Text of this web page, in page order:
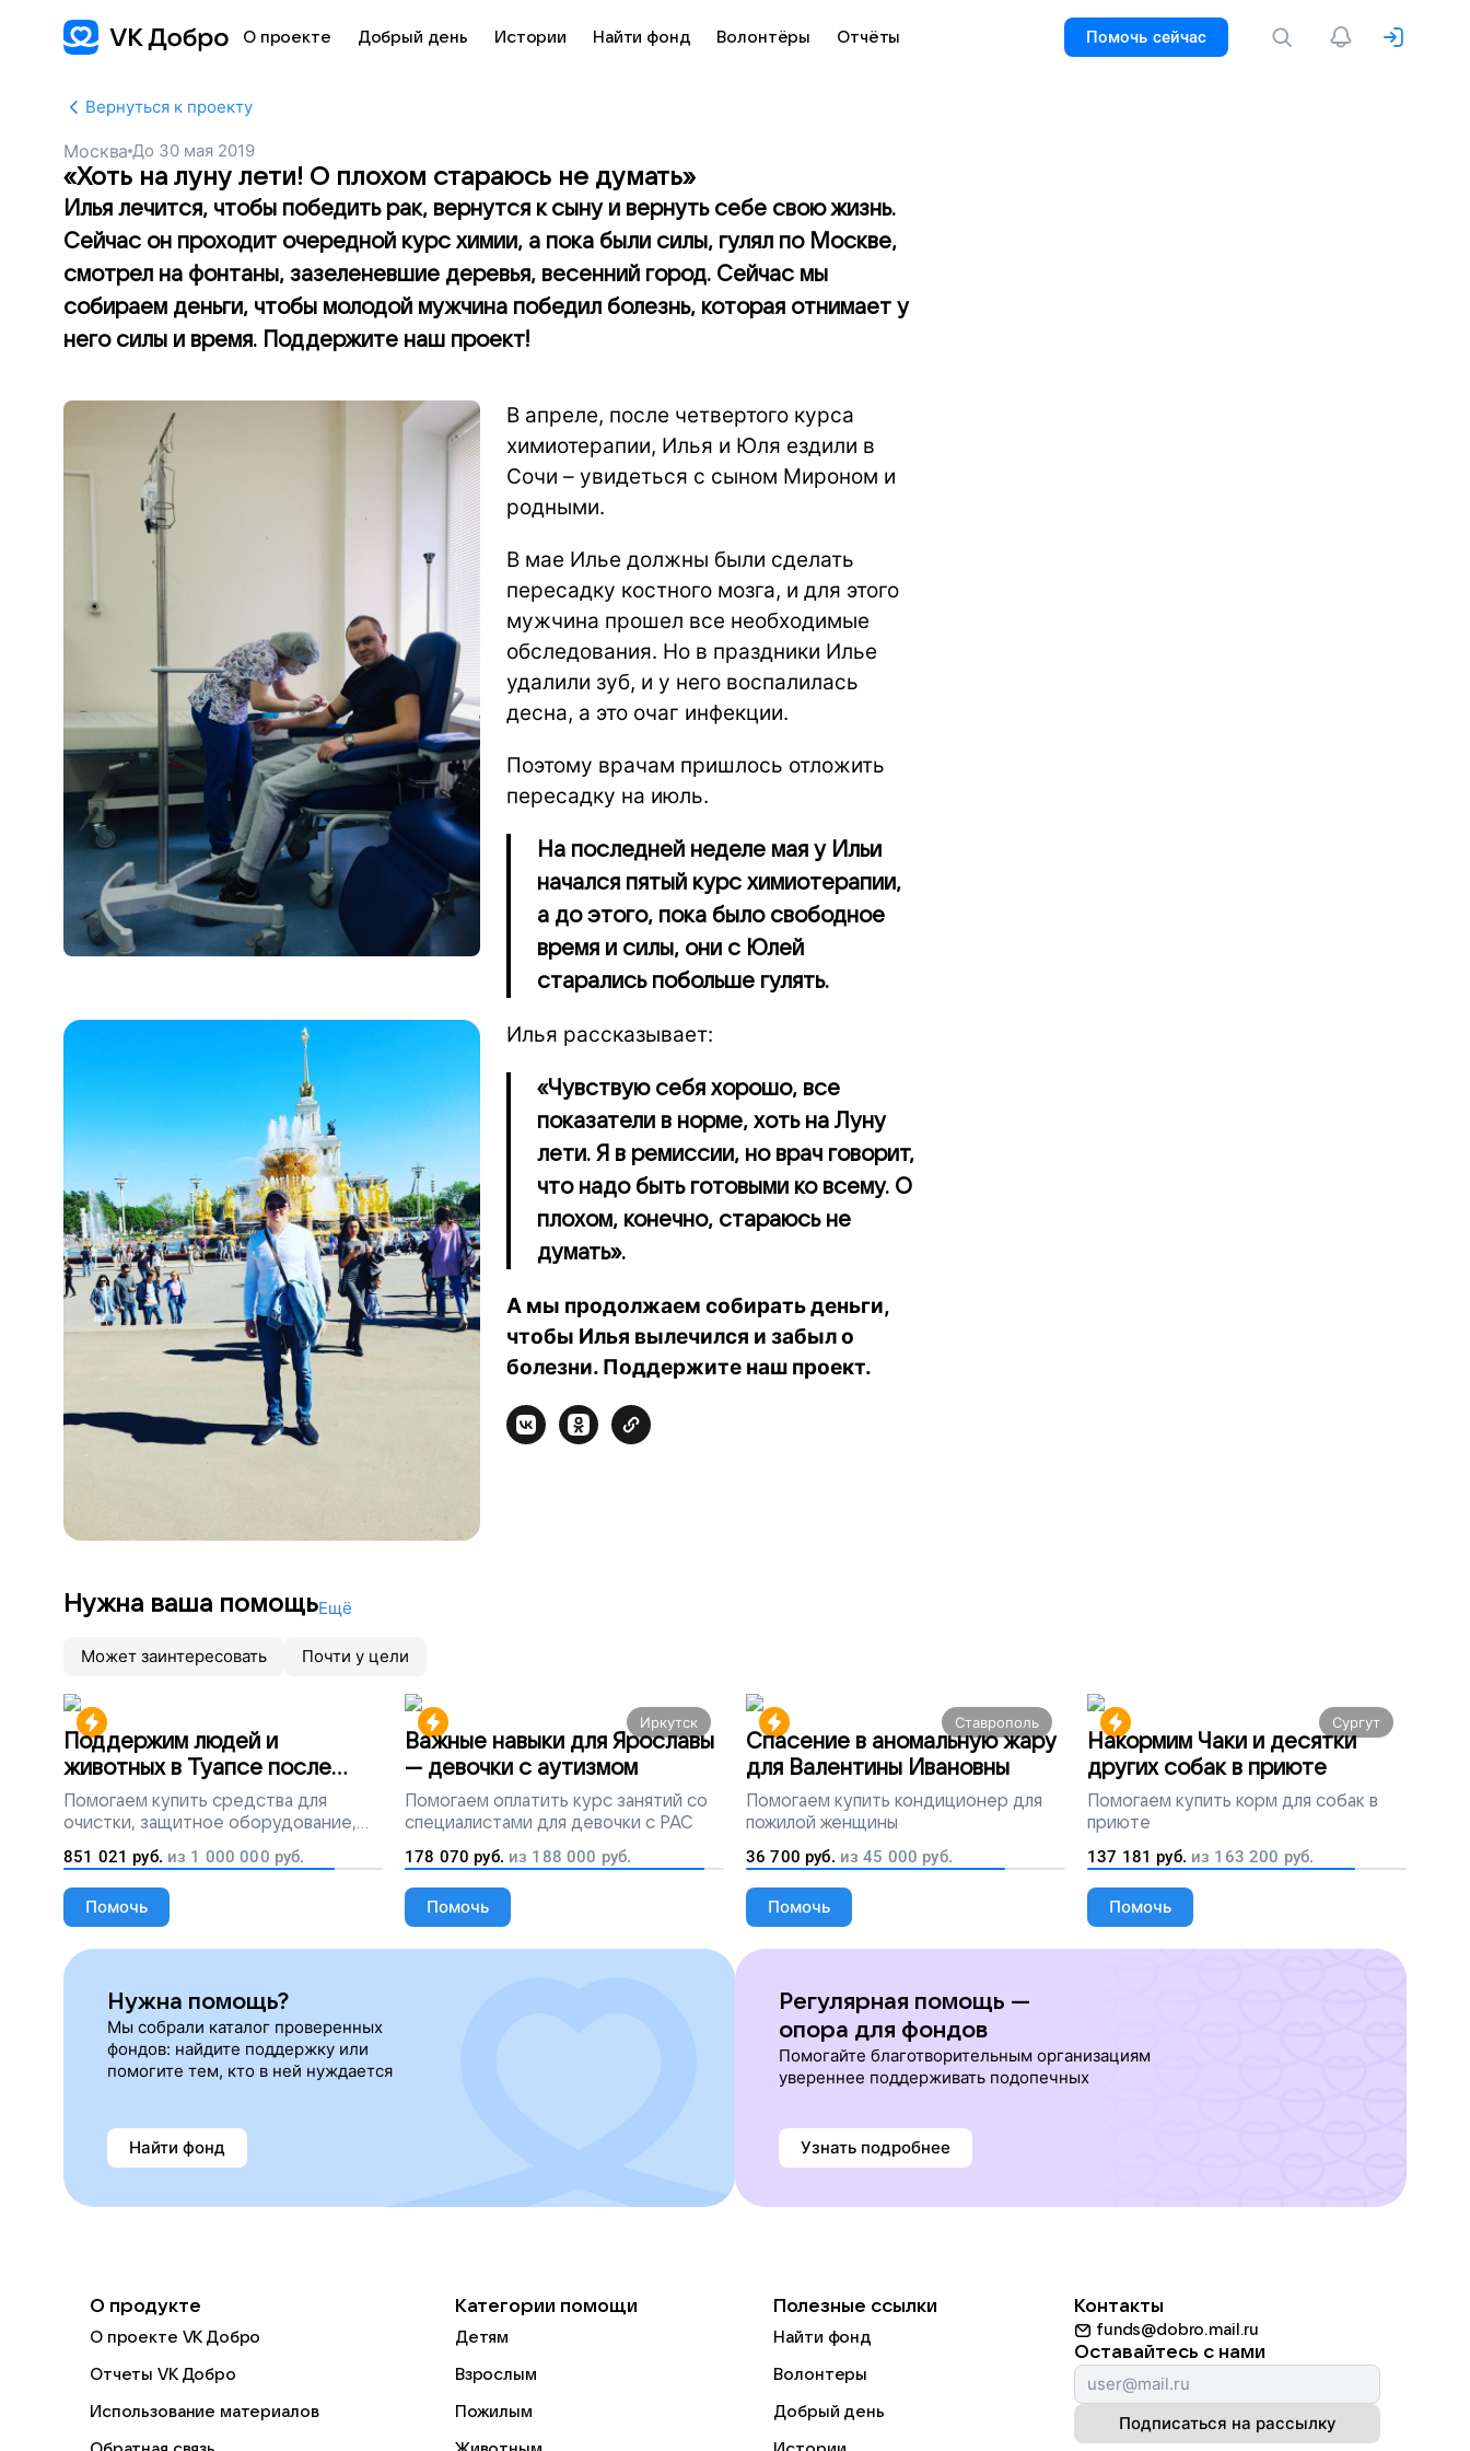
О проекте Добрый день Истории Найти фонд Волонтёры Отчёты Помочь сейчас
Вернуться к проекту
Москва До 30 мая 2019
«Хоть на луну лети! О плохом стараюсь не думать»
Илья лечится, чтобы победить рак, вернутся к сыну и вернуть себе свою жизнь.
Сейчас он проходит очередной курс химии, а пока были силы, гулял по Москве,
смотрел на фонтаны, зазеленевшие деревья, весенний город. Сейчас мы
собираем деньги, чтобы молодой мужчина победил болезнь, которая отнимает у
него силы и время. Поддержите наш проект!
В апреле, после четвертого курса
химиотерапии, Илья и Юля ездили в
Сочи – увидеться с сыном Мироном и
родными.
В мае Илье должны были сделать
пересадку костного мозга, и для этого
мужчина прошел все необходимые
обследования. Но в праздники Илье
удалили зуб, и у него воспалилась
десна, а это очаг инфекции.
Поэтому врачам пришлось отложить
пересадку на июль.
На последней неделе мая у Ильи
начался пятый курс химиотерапии,
а до этого, пока было свободное
время и силы, они с Юлей
старались побольше гулять.
Илья рассказывает:
«Чувствую себя хорошо, все
показатели в норме, хоть на Луну
лети. Я в ремиссии, но врач говорит,
что надо быть готовыми ко всему. О
плохом, конечно, стараюсь не
думать».
А мы продолжаем собирать деньги,
чтобы Илья вылечился и забыл о
болезни. Поддержите наш проект.
Нужна ваша помощьЕщё
Может заинтересовать Почти у цели
Поддержим людей и
животных в Туапсе после
разлива мазута
Помогаем купить средства для
очистки, защитное оборудование,
лекарства, корм и предметы первой
необходимости
851 021 руб. из 1 000 000 руб.
Помочь
Иркутск
Важные навыки для Ярославы
— девочки с аутизмом
Помогаем оплатить курс занятий со
специалистами для девочки с РАС
178 070 руб. из 188 000 руб.
Помочь
Ставрополь
Спасение в аномальную жару
для Валентины Ивановны
Помогаем купить кондиционер для
пожилой женщины
36 700 руб. из45 000 руб.
Помочь
Сургут
Накормим Чаки и десятки
других собак в приюте
Помогаем купить корм для собак в
приюте
137 181 руб. из 163 200 руб.
Помочь
Нужна помощь?
Мы собрали каталог проверенных
фондов: найдите поддержку или
помогите тем, кто в ней нуждается
Найти фонд
Регулярная помощь —
опора для фондов
Помогайте благотворительным организациям
увереннее поддерживать подопечных
Узнать подробнее
О продукте
О проекте VK Добро
Отчеты VK Добро
Использование материалов
Категории помощи
Детям
Взрослым
Пожилым
Полезные ссылки
Найти фонд
Волонтеры
Добрый день
Контакты
funds@dobro.mail.ru
Оставайтесь с нами
Подписаться на рассылку